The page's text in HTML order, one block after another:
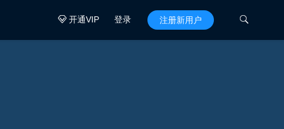
开通VIP 登录 注册新用户 